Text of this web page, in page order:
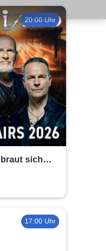
20:00 Uhr
sich
Open Air
17:00 Uhr